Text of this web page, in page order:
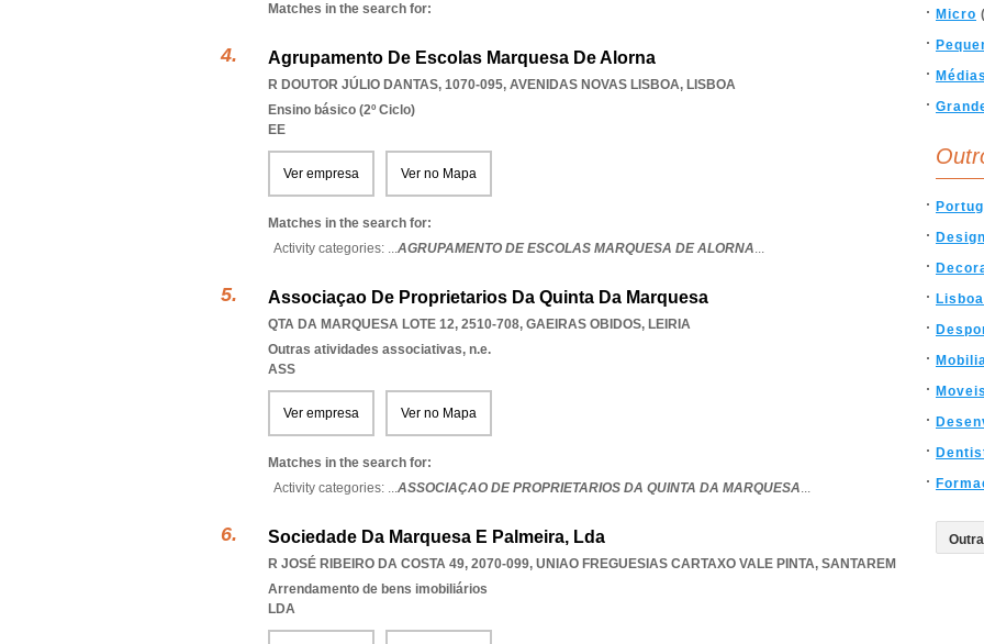
Matches in the search for:
Agrupamento De Escolas Marquesa De Alorna
R DOUTOR JÚLIO DANTAS, 1070-095, AVENIDAS NOVAS LISBOA, LISBOA
Ensino básico (2º Ciclo)
EE
Ver empresa Ver no Mapa
Matches in the search for:
Activity categories: ...AGRUPAMENTO DE ESCOLAS MARQUESA DE ALORNA...
Associaçao De Proprietarios Da Quinta Da Marquesa
QTA DA MARQUESA LOTE 12, 2510-708, GAEIRAS OBIDOS, LEIRIA
Outras atividades associativas, n.e.
ASS
Ver empresa Ver no Mapa
Matches in the search for:
Activity categories: ...ASSOCIAÇAO DE PROPRIETARIOS DA QUINTA DA MARQUESA...
Sociedade Da Marquesa E Palmeira, Lda
R JOSÉ RIBEIRO DA COSTA 49, 2070-099, UNIAO FREGUESIAS CARTAXO VALE PINTA, SANTAREM
Arrendamento de bens imobiliários
LDA
Micro
Médias
Design
Lisboa
Moveis